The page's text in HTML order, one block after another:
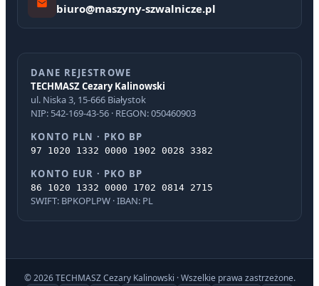
biuro@maszyny-szwalnicze.pl
DANE REJESTROWE
TECHMASZ Cezary Kalinowski
ul. Niska 3, 15-666 Białystok
NIP: 542-169-43-56 · REGON: 050460903
KONTO PLN · PKO BP
97 1020 1332 0000 1902 0028 3382
KONTO EUR · PKO BP
86 1020 1332 0000 1702 0814 2715
SWIFT: BPKOPLPW · IBAN: PL
© 2026 TECHMASZ Cezary Kalinowski · Wszelkie prawa zastrzeżone.